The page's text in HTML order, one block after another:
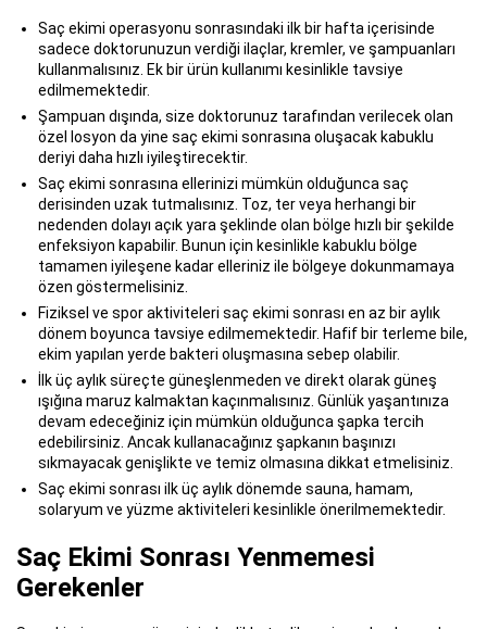
Saç ekimi operasyonu sonrasındaki ilk bir hafta içerisinde
sadece doktorunuzun verdiği ilaçlar, kremler, ve şampuanları
kullanmalısınız. Ek bir ürün kullanımı kesinlikle tavsiye
edilmemektedir.
Şampuan dışında, size doktorunuz tarafından verilecek olan
özel losyon da yine saç ekimi sonrasına oluşacak kabuklu
deriyi daha hızlı iyileştirecektir.
Saç ekimi sonrasına ellerinizi mümkün olduğunca saç
derisinden uzak tutmalısınız. Toz, ter veya herhangi bir
nedenden dolayı açık yara şeklinde olan bölge hızlı bir şekilde
enfeksiyon kapabilir. Bunun için kesinlikle kabuklu bölge
tamamen iyileşene kadar elleriniz ile bölgeye dokunmamaya
özen göstermelisiniz.
Fiziksel ve spor aktiviteleri saç ekimi sonrası en az bir aylık
dönem boyunca tavsiye edilmemektedir. Hafif bir terleme bile,
ekim yapılan yerde bakteri oluşmasına sebep olabilir.
İlk üç aylık süreçte güneşlenmeden ve direkt olarak güneş
ışığına maruz kalmaktan kaçınmalısınız. Günlük yaşantınıza
devam edeceğiniz için mümkün olduğunca şapka tercih
edebilirsiniz. Ancak kullanacağınız şapkanın başınızı
sıkmayacak genişlikte ve temiz olmasına dikkat etmelisiniz.
Saç ekimi sonrası ilk üç aylık dönemde sauna, hamam,
solaryum ve yüzme aktiviteleri kesinlikle önerilmemektedir.
Saç Ekimi Sonrası Yenmemesi
Gerekenler